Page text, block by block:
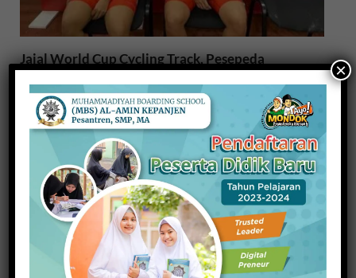
Jajal World Cup Cycling Track, Pesepeda
Crismonita Peringkat 9 Dunia
6 November 2019
×